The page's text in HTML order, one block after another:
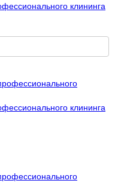
клининга
клининга